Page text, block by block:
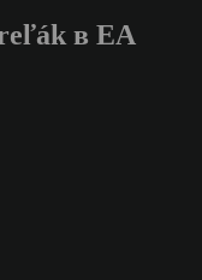
или цифрв EA